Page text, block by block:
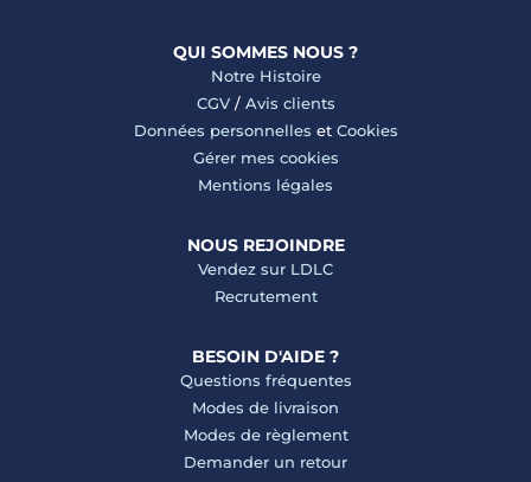
QUI SOMMES NOUS ?
Notre Histoire
CGV/ Avis clients
Données personnelles et Cookies
Gérer mes cookies
Mentions légales
NOUS REJOINDRE
Vendez sur LDLC
Recrutement
BESOIN D'AIDE ?
Questions fréquentes
Modes de livraison
Modes de règlement
Demander un retour